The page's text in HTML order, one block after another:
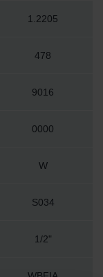
1.2205
478
9016
0000
W
S034
1/2"